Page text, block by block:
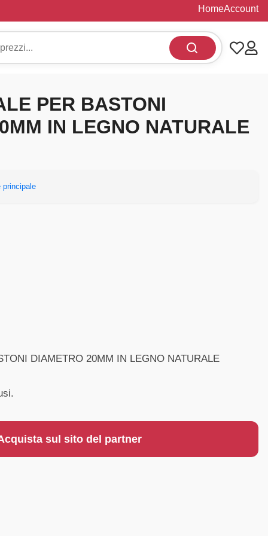
HomeAccount
PER BASTONI
IN LEGNO NATURALE
principale
DIAMETRO 20MM IN LEGNO NATURALE
sul sito del partner